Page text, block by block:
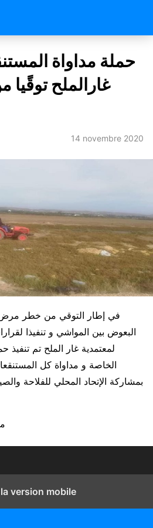
حملة مداواة
غارالملح
14 novembre 2020
في إطار التوقي من خطر مرض
البعوض بين المواشي و تنفيذا
لمعتمدية غار الملح تم
الخاصة و مداواة كل
بمشاركة الإتحاد المحلي للفلاحة
version mobile